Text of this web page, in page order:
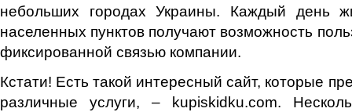
небольших городах Украины. Каждый день
населенных пунктов получают возможность
фиксированной связью компании.
Кстати! Есть такой интересный сайт, которые
различные услуги, – kupiskidku.com.